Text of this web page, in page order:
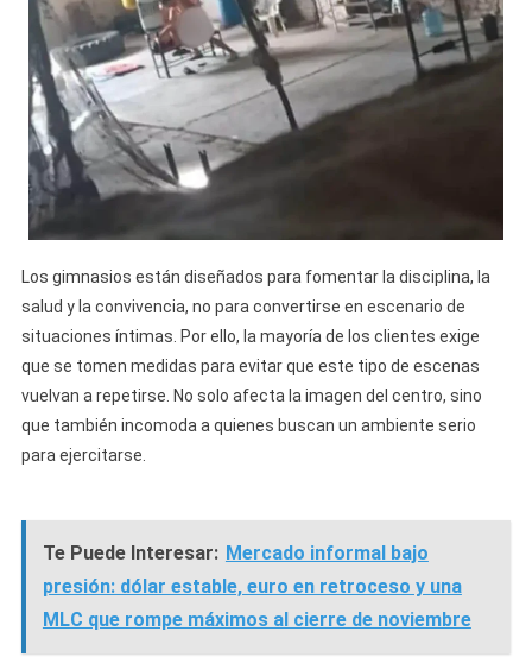
Los gimnasios están diseñados para fomentar la disciplina, la
salud y la convivencia, no para convertirse en escenario de
situaciones íntimas. Por ello, la mayoría de los clientes exige
que se tomen medidas para evitar que este tipo de escenas
vuelvan a repetirse. No solo afecta la imagen del centro, sino
que también incomoda a quienes buscan un ambiente serio
para ejercitarse.
Te Puede Interesar: Mercado informal bajo
presión: dólar estable, euro en retroceso y una
MLC que rompe máximos al cierre de noviembre